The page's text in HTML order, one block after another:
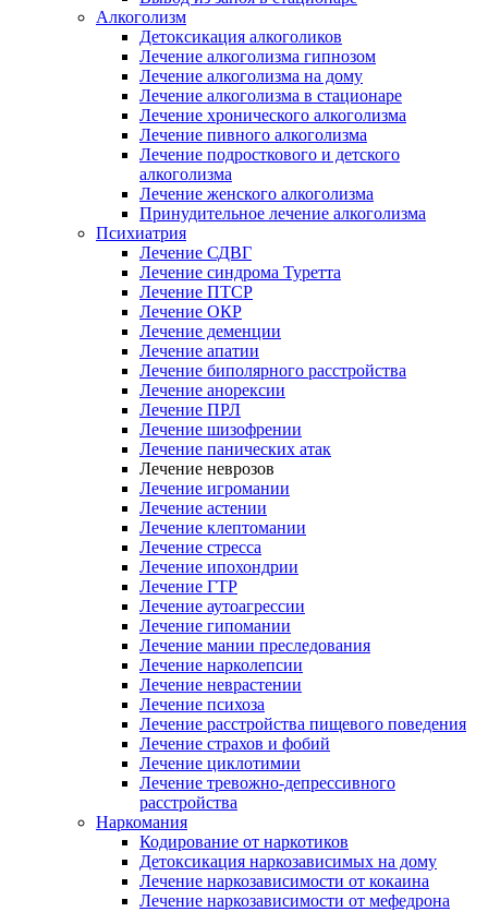
Алкоголизм
Детоксикация алкоголиков
Лечение алкоголизма гипнозом
Лечение алкоголизма на дому
Лечение алкоголизма в стационаре
Лечение хронического алкоголизма
Лечение пивного алкоголизма
Лечение подросткового и детского
алкоголизма
Лечение женского алкоголизма
Принудительное лечение алкоголизма
Психиатрия
Лечение СДВГ
Лечение синдрома Туретта
Лечение ПТСР
Лечение ОКР
Лечение деменции
Лечение апатии
Лечение биполярного расстройства
Лечение анорексии
Лечение ПРЛ
Лечение шизофрении
Лечение панических атак
Лечение неврозов
Лечение игромании
Лечение астении
Лечение клептомании
Лечение стресса
Лечение ипохондрии
Лечение ГТР
Лечение аутоагрессии
Лечение гипомании
Лечение мании преследования
Лечение нарколепсии
Лечение неврастении
Лечение психоза
Лечение расстройства пищевого поведения
Лечение страхов и фобий
Лечение циклотимии
Лечение тревожно-депрессивного
расстройства
Наркомания
Кодирование от наркотиков
Детоксикация наркозависимых на дому
Лечение наркозависимости от кокаина
Лечение наркозависимости от мефедрона